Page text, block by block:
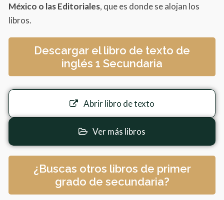
México o las Editoriales, que es donde se alojan los
libros.
Descargar el libro de texto de
inglés 1 Secundaria
Abrir libro de texto
Ver más libros
¿Buscas otros libros de primer
grado de secundaria?